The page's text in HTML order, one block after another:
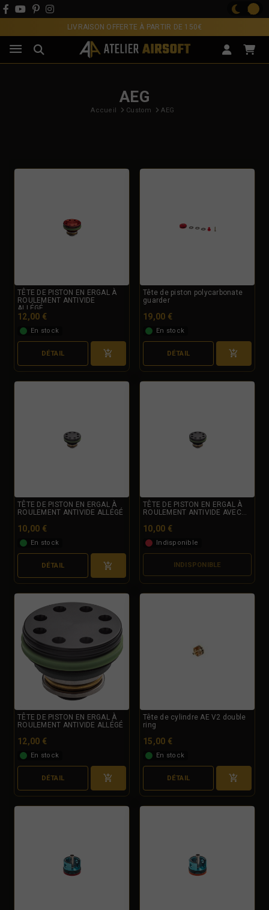
LIVRAISON OFFERTE À PARTIR DE 150€
AEG
Accueil Custom AEG
TÊTE DE PISTON EN ERGAL À
ROULEMENT ANTIVIDE
ALLÉGÉ...
12,00 €
En stock
DÉTAIL
Tête de piston polycarbonate
guarder
19,00 €
En stock
DÉTAIL
TÊTE DE PISTON EN ERGAL À
ROULEMENT ANTIVIDE ALLÉGÉ
10,00 €
En stock
DÉTAIL
TÊTE DE PISTON EN ERGAL À
ROULEMENT ANTIVIDE AVEC...
10,00 €
Indisponible
INDISPONIBLE
TÊTE DE PISTON EN ERGAL À
ROULEMENT ANTIVIDE ALLÉGÉ
12,00 €
En stock
DÉTAIL
Tête de cylindre AE V2 double
ring
15,00 €
En stock
DÉTAIL